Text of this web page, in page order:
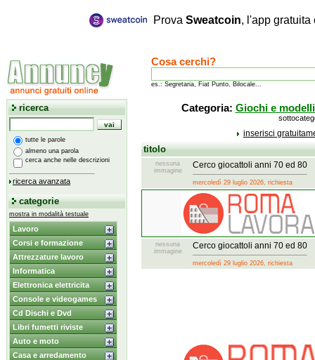
Prova Sweatcoin, l'app
Cosa cerchi?
es.: Segretaria, Fiat Punto, Bilocale...
ricerca
tutte le parole
almeno una parola
cerca anche nelle descrizioni
ricerca avanzata
categorie
mostra in modalità testuale
Lavoro
Corsi e formazione
Attrezzature lavoro
Informatica
Elettronica elettricita
Console e videogames
Cd Dischi e Dvd
Libri fumetti riviste
Auto e moto
Casa e arredamento
Categoria: Giochi e
inserisci
titolo
nessuna
immagine
Cerco giocattoli anni 70 ed 80
mercoledì 29 luglio 2026, richiesta
nessuna
immagine
Cerco giocattoli anni 70 ed 80
mercoledì 29 luglio 2026, richiesta